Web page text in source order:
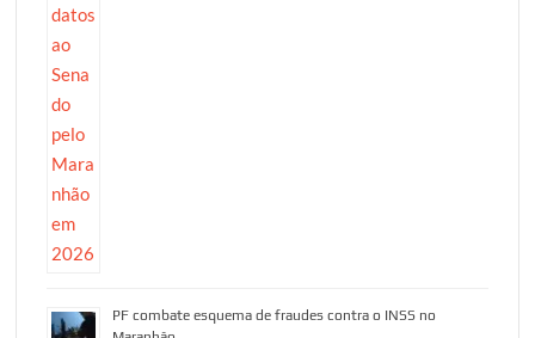
PF combate esquema de fraudes contra o INSS no